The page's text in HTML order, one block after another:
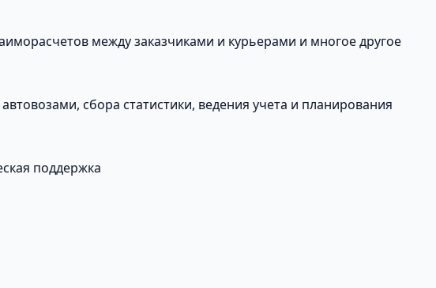
между заказчиками и курьерами и многое другое
сбора статистики, ведения учета и планирования
поддержка